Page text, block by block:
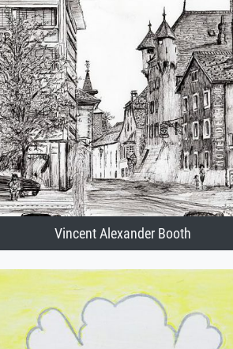
Vincent Alexander Booth